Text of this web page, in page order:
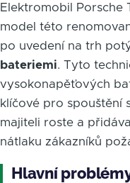
Elektromobil Porsche
model této
po uvedení na trh
bateriemi. Tyto
vysokonapěťových
klíčové pro spouštění
majiteli roste a
nátlaku zákazníků
Hlavní